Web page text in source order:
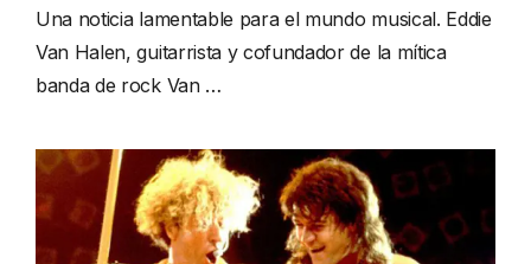
Una noticia lamentable para el mundo musical. Eddie
Van Halen, guitarrista y cofundador de la mítica
banda de rock Van …